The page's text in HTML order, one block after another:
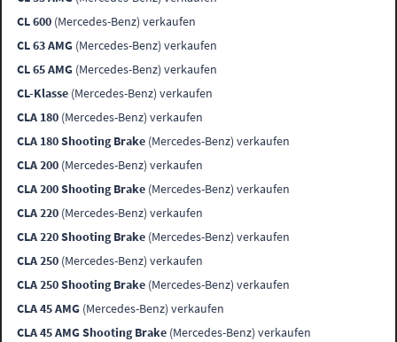
CL 600 (Mercedes-Benz) verkaufen
CL 63 AMG (Mercedes-Benz) verkaufen
CL 65 AMG (Mercedes-Benz) verkaufen
CL-Klasse (Mercedes-Benz) verkaufen
CLA 180 (Mercedes-Benz) verkaufen
CLA 180 Shooting Brake (Mercedes-Benz) verkaufen
CLA 200 (Mercedes-Benz) verkaufen
CLA 200 Shooting Brake (Mercedes-Benz) verkaufen
CLA 220 (Mercedes-Benz) verkaufen
CLA 220 Shooting Brake (Mercedes-Benz) verkaufen
CLA 250 (Mercedes-Benz) verkaufen
CLA 250 Shooting Brake (Mercedes-Benz) verkaufen
CLA 45 AMG (Mercedes-Benz) verkaufen
CLA 45 AMG Shooting Brake (Mercedes-Benz) verkaufen